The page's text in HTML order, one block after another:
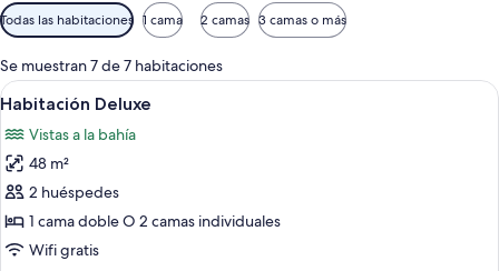
Filtros
disponibles
para
las
habitaciones
Todas las habitaciones 1 cama 2 camas 3 camas o más
Se muestran 7 de 7 habitaciones
Abrir
todas
las
fotos
de
Habitación
Deluxe
Una habitación de hotel con una
9
Habitación Deluxe
Vistas a la bahía
48 m²
2 huéspedes
1 cama doble O 2 camas individuales
Wifi gratis